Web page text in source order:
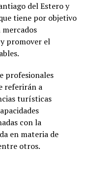
del Estero y
tiene por objetivo
promover el
profesionales
referirán a
turísticas
con la
en materia de
otros.